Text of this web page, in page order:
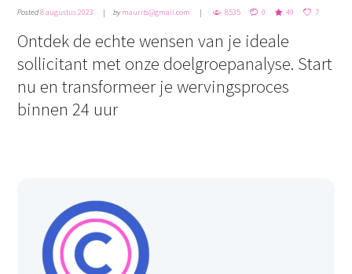
Posted8 augustus 2023 bymaurits@gmail.com 8535 0 49 7
Ontdek de echte wensen van je ideale
sollicitant met onze doelgroepanalyse. Start
nu en transformeer je wervingsproces
binnen 24 uur